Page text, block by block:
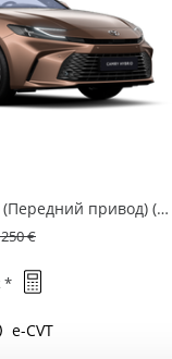
Premium 2.5 Hybrid 230 e-CVT (Передний привод) (137 kW)
€
*
e-CVT